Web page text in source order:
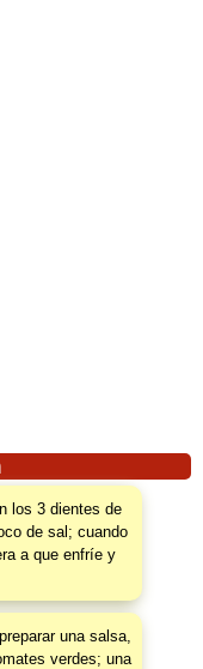
los 3 dientes de
de sal; cuando
a que enfríe y
una salsa,
verdes; una